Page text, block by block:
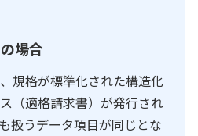
場合
規格が標準化された構造化
（適格請求書）が発行され
扱うデータ項目が同じとな